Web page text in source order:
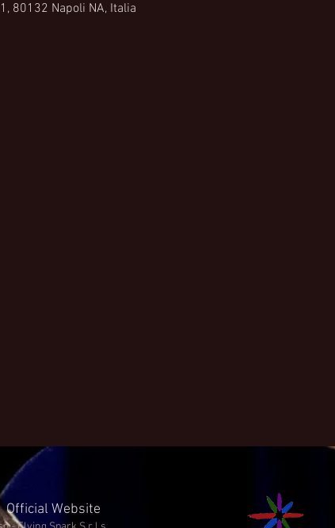
80132 Napoli NA, Italia
Official Website